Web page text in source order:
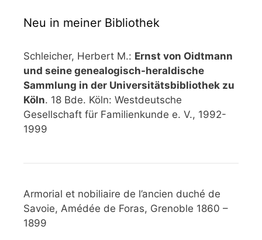
Neu in meiner Bibliothek
Schleicher, Herbert M.: Ernst von Oidtmann
und seine genealogisch-heraldische
Sammlung in der Universitätsbibliothek zu
Köln. 18 Bde. Köln: Westdeutsche
Gesellschaft für Familienkunde e. V., 1992-
1999
Armorial et nobiliaire de l’ancien duché de
Savoie, Amédée de Foras, Grenoble 1860 –
1899